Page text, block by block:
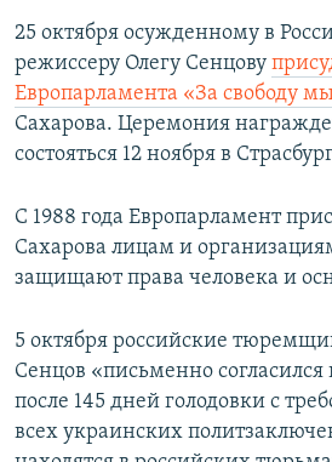
25 октября осужденному в
режиссеру Олегу Сенцову
Европарламента «За свободу
Сахарова. Церемония
состояться 12 ноября в
С 1988 года Европарламент
Сахарова лицам и
защищают права человека и
5 октября российские
Сенцов «письменно
после 145 дней голодовки с
всех украинских